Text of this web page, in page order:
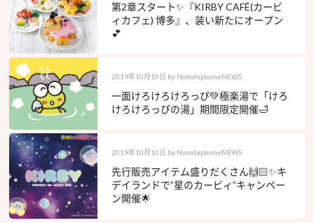
第2章スタート✨『KIRBY CAFÉ(カービ
ィカフェ) 博多』、装い新たにオープン
💕
2019年10月10日 by NomdeplumeNEWS
一面けろけろけろっぴ💚極楽湯で「けろ
けろけろっぴの湯」期間限定開催🛁
2019年10月10日 by NomdeplumeNEWS
先行販売アイテム盛りだくさん🙌🏻✨キ
デイランドで”星のカービィ”キャンペー
ン開催🌟